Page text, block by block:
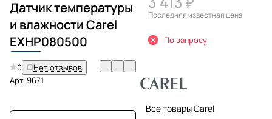
Датчик температуры
и влажности Carel
EXHP080500
0
Нет отзывов
Арт.9671
Последняя известная цена
По запросу
Все товары Carel